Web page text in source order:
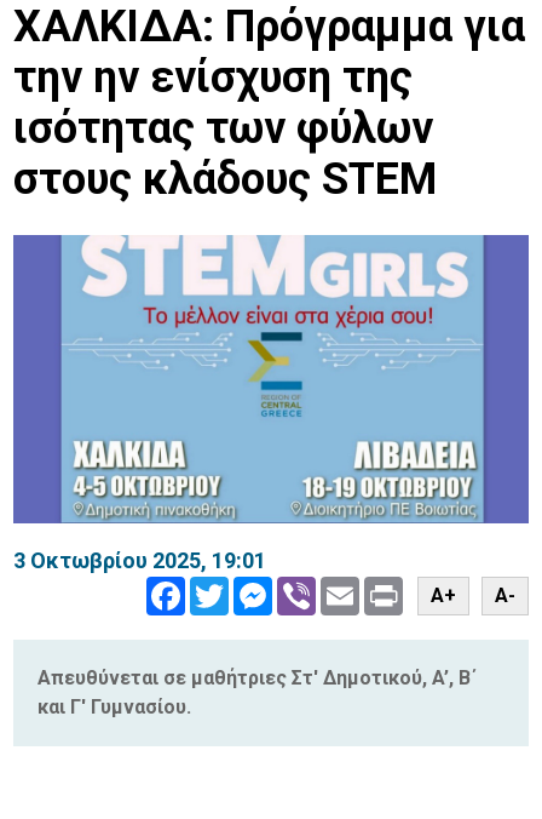
ΧΑΛΚΙΔΑ: Πρόγραμμα για
την ην ενίσχυση της
ισότητας των φύλων
στους κλάδους STEM
3 Οκτωβρίου 2025, 19:01
FacebookTwitterMessenger
Viber Email PrintA+ A-
Απευθύνεται σε μαθήτριες Στ' Δημοτικού, A’, Β΄
και Γ' Γυμνασίου.